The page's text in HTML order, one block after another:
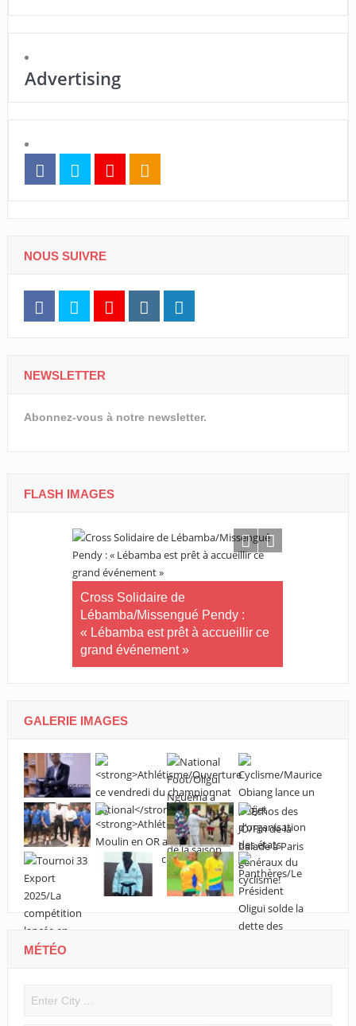
Advertising
NOUS SUIVRE
NEWSLETTER
Abonnez-vous à notre newsletter.
FLASH IMAGES
Cross Solidaire de
Lébamba/Missengué Pendy :
« Lébamba est prêt à accueillir ce
grand événement »
GALERIE IMAGES
MÉTÉO